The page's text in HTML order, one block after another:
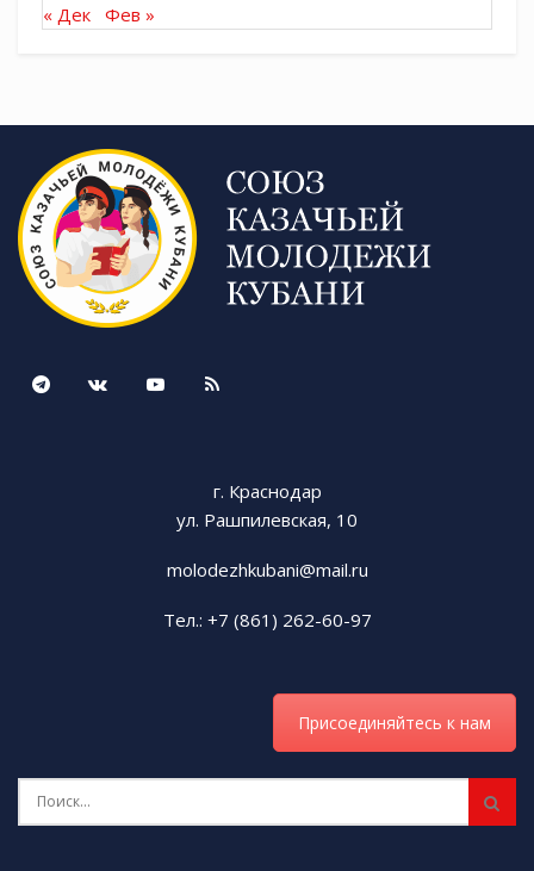
« Дек Фев »
г. Краснодар
ул. Рашпилевская, 10
molodezhkubani@mail.ru
Тел.: +7 (861) 262-60-97
Присоединяйтесь к нам